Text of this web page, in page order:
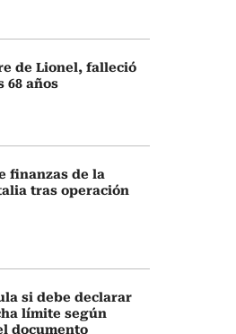
de Lionel, falleció
68 años
finanzas de la
tras operación
si debe declarar
límite según
documento